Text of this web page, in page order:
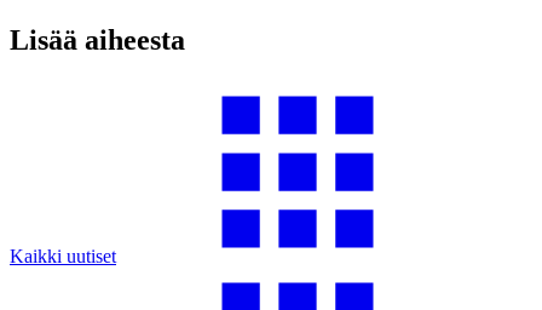
Lisää aiheesta
Kaikki uutiset